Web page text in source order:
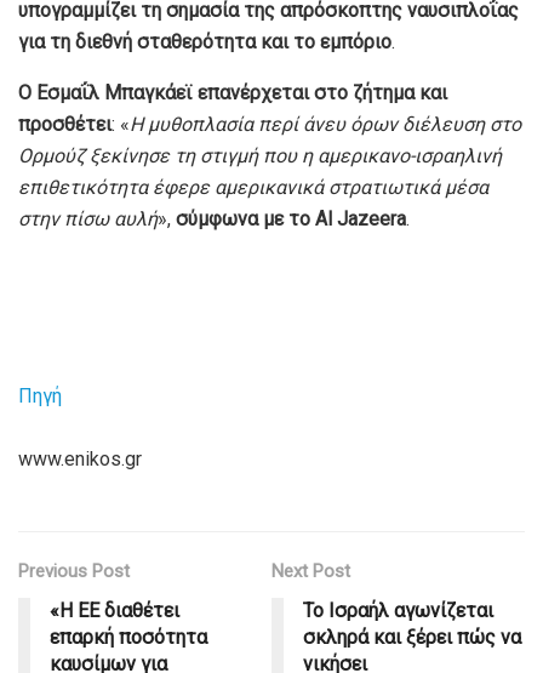
υπογραμμίζει τη σημασία της απρόσκοπτης ναυσιπλοΐας
για τη διεθνή σταθερότητα και το εμπόριο.
Ο Εσμαΐλ Μπαγκάεϊ επανέρχεται στο ζήτημα και
προσθέτει: «Η μυθοπλασία περί άνευ όρων διέλευση στο
Ορμούζ ξεκίνησε τη στιγμή που η αμερικανο-ισραηλινή
επιθετικότητα έφερε αμερικανικά στρατιωτικά μέσα
στην πίσω αυλή», σύμφωνα με το Al Jazeera.
Πηγή
www.enikos.gr
Previous Post
«Η ΕΕ διαθέτει
επαρκή ποσότητα
καυσίμων για
Next Post
Το Ισραήλ αγωνίζεται
σκληρά και ξέρει πώς να
νικήσει